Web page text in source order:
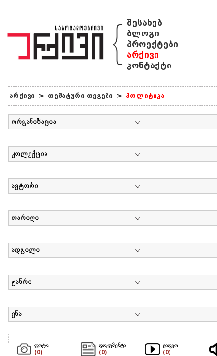
{ შესახებ
ბლოგი
პროექტები
არქივი
კონტაქტი
არქივი > თემატური თეგები > პოლიტიკა
ორგანიზაცია
კოლექცია
ავტორი
თარიღი
ადგილი
ჟანრი
ენა
ფოტო
(0)
დოკუმენტი
(0)
ვიდეო
(0)